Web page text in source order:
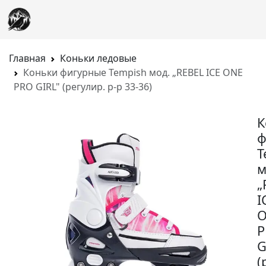
Главная
Коньки ледовые
Коньки фигурные Tempish мод. „REBEL ICE ONE
PRO GIRL" (регулир. р-р 33-36)